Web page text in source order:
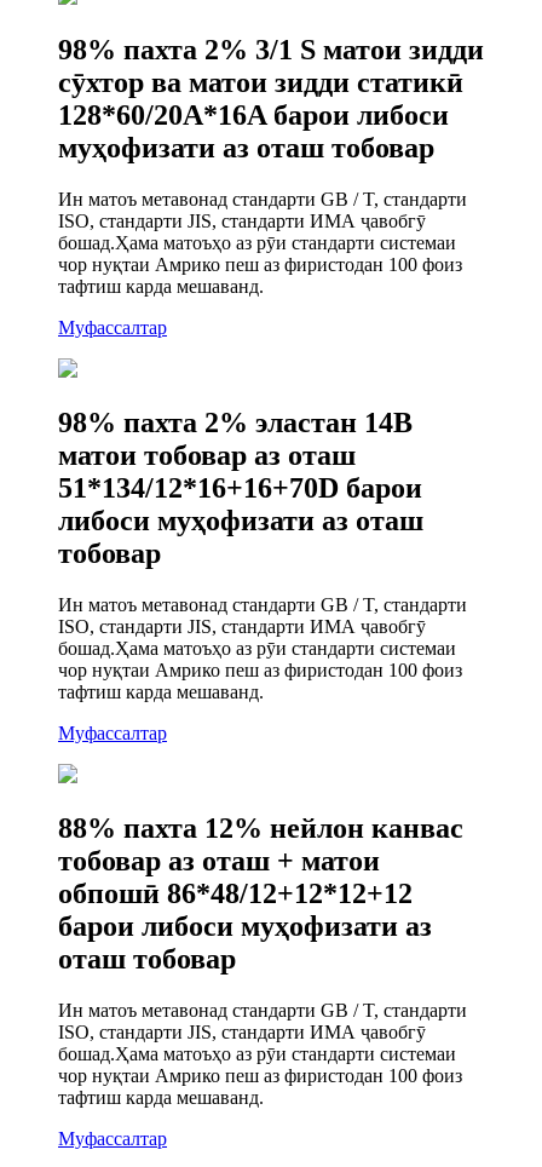
98% пахта 2% 3/1 S матои зидди
сӯхтор ва матои зидди статикӣ
128*60/20A*16A барои либоси
муҳофизати аз оташ тобовар
Ин матоъ метавонад стандарти GB / T, стандарти
ISO, стандарти JIS, стандарти ИМА ҷавобгӯ
бошад.Ҳама матоъҳо аз рӯи стандарти системаи
чор нуқтаи Амрико пеш аз фиристодан 100 фоиз
тафтиш карда мешаванд.
Муфассалтар
98% пахта 2% эластан 14В
матои тобовар аз оташ
51*134/12*16+16+70D барои
либоси муҳофизати аз оташ
тобовар
Ин матоъ метавонад стандарти GB / T, стандарти
ISO, стандарти JIS, стандарти ИМА ҷавобгӯ
бошад.Ҳама матоъҳо аз рӯи стандарти системаи
чор нуқтаи Амрико пеш аз фиристодан 100 фоиз
тафтиш карда мешаванд.
Муфассалтар
88% пахта 12% нейлон канвас
тобовар аз оташ + матои
обпошӣ 86*48/12+12*12+12
барои либоси муҳофизати аз
оташ тобовар
Ин матоъ метавонад стандарти GB / T, стандарти
ISO, стандарти JIS, стандарти ИМА ҷавобгӯ
бошад.Ҳама матоъҳо аз рӯи стандарти системаи
чор нуқтаи Амрико пеш аз фиристодан 100 фоиз
тафтиш карда мешаванд.
Муфассалтар